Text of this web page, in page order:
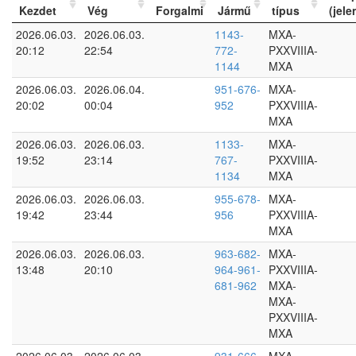
Kezdet Vég Forgalmi Jármű
típus
2026.06.03.
20:12
2026.06.03.
22:54
1143-
772-
1144
MXA-
PXXVIIIA-
MXA
2026.06.03.
20:02
2026.06.04.
00:04
951-676-
952
MXA-
PXXVIIIA-
MXA
2026.06.03.
19:52
2026.06.03.
23:14
1133-
767-
1134
MXA-
PXXVIIIA-
MXA
2026.06.03.
19:42
2026.06.03.
23:44
955-678-
956
MXA-
PXXVIIIA-
MXA
2026.06.03.
13:48
2026.06.03.
20:10
963-682-
964-961-
681-962
MXA-
PXXVIIIA-
MXA-
MXA-
PXXVIIIA-
MXA